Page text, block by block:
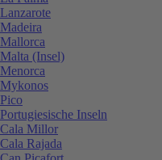
Lanzarote
Madeira
Mallorca
Malta (Insel)
Menorca
Mykonos
Pico
Portugiesische Inseln
Cala Millor
Cala Rajada